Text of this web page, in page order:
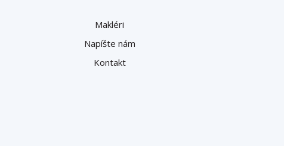
Makléri
Napíšte nám
Kontakt